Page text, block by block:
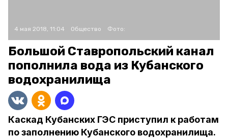
4 мая 2018, 11:04 Общество Фото:
Большой Ставропольский канал
пополнила вода из Кубанского
водохранилища
Каскад Кубанских ГЭС приступил к работам
по заполнению Кубанского водохранилища.